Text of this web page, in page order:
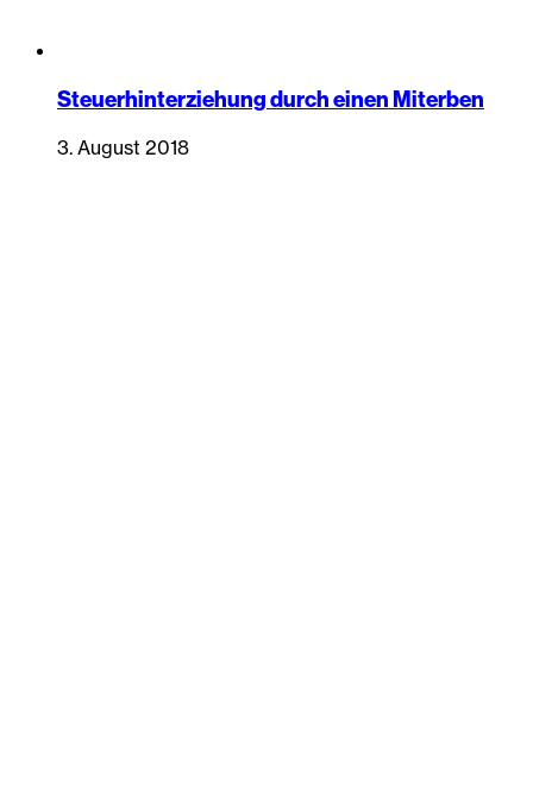
Steuerhinterziehung durch einen Miterben
3. August 2018